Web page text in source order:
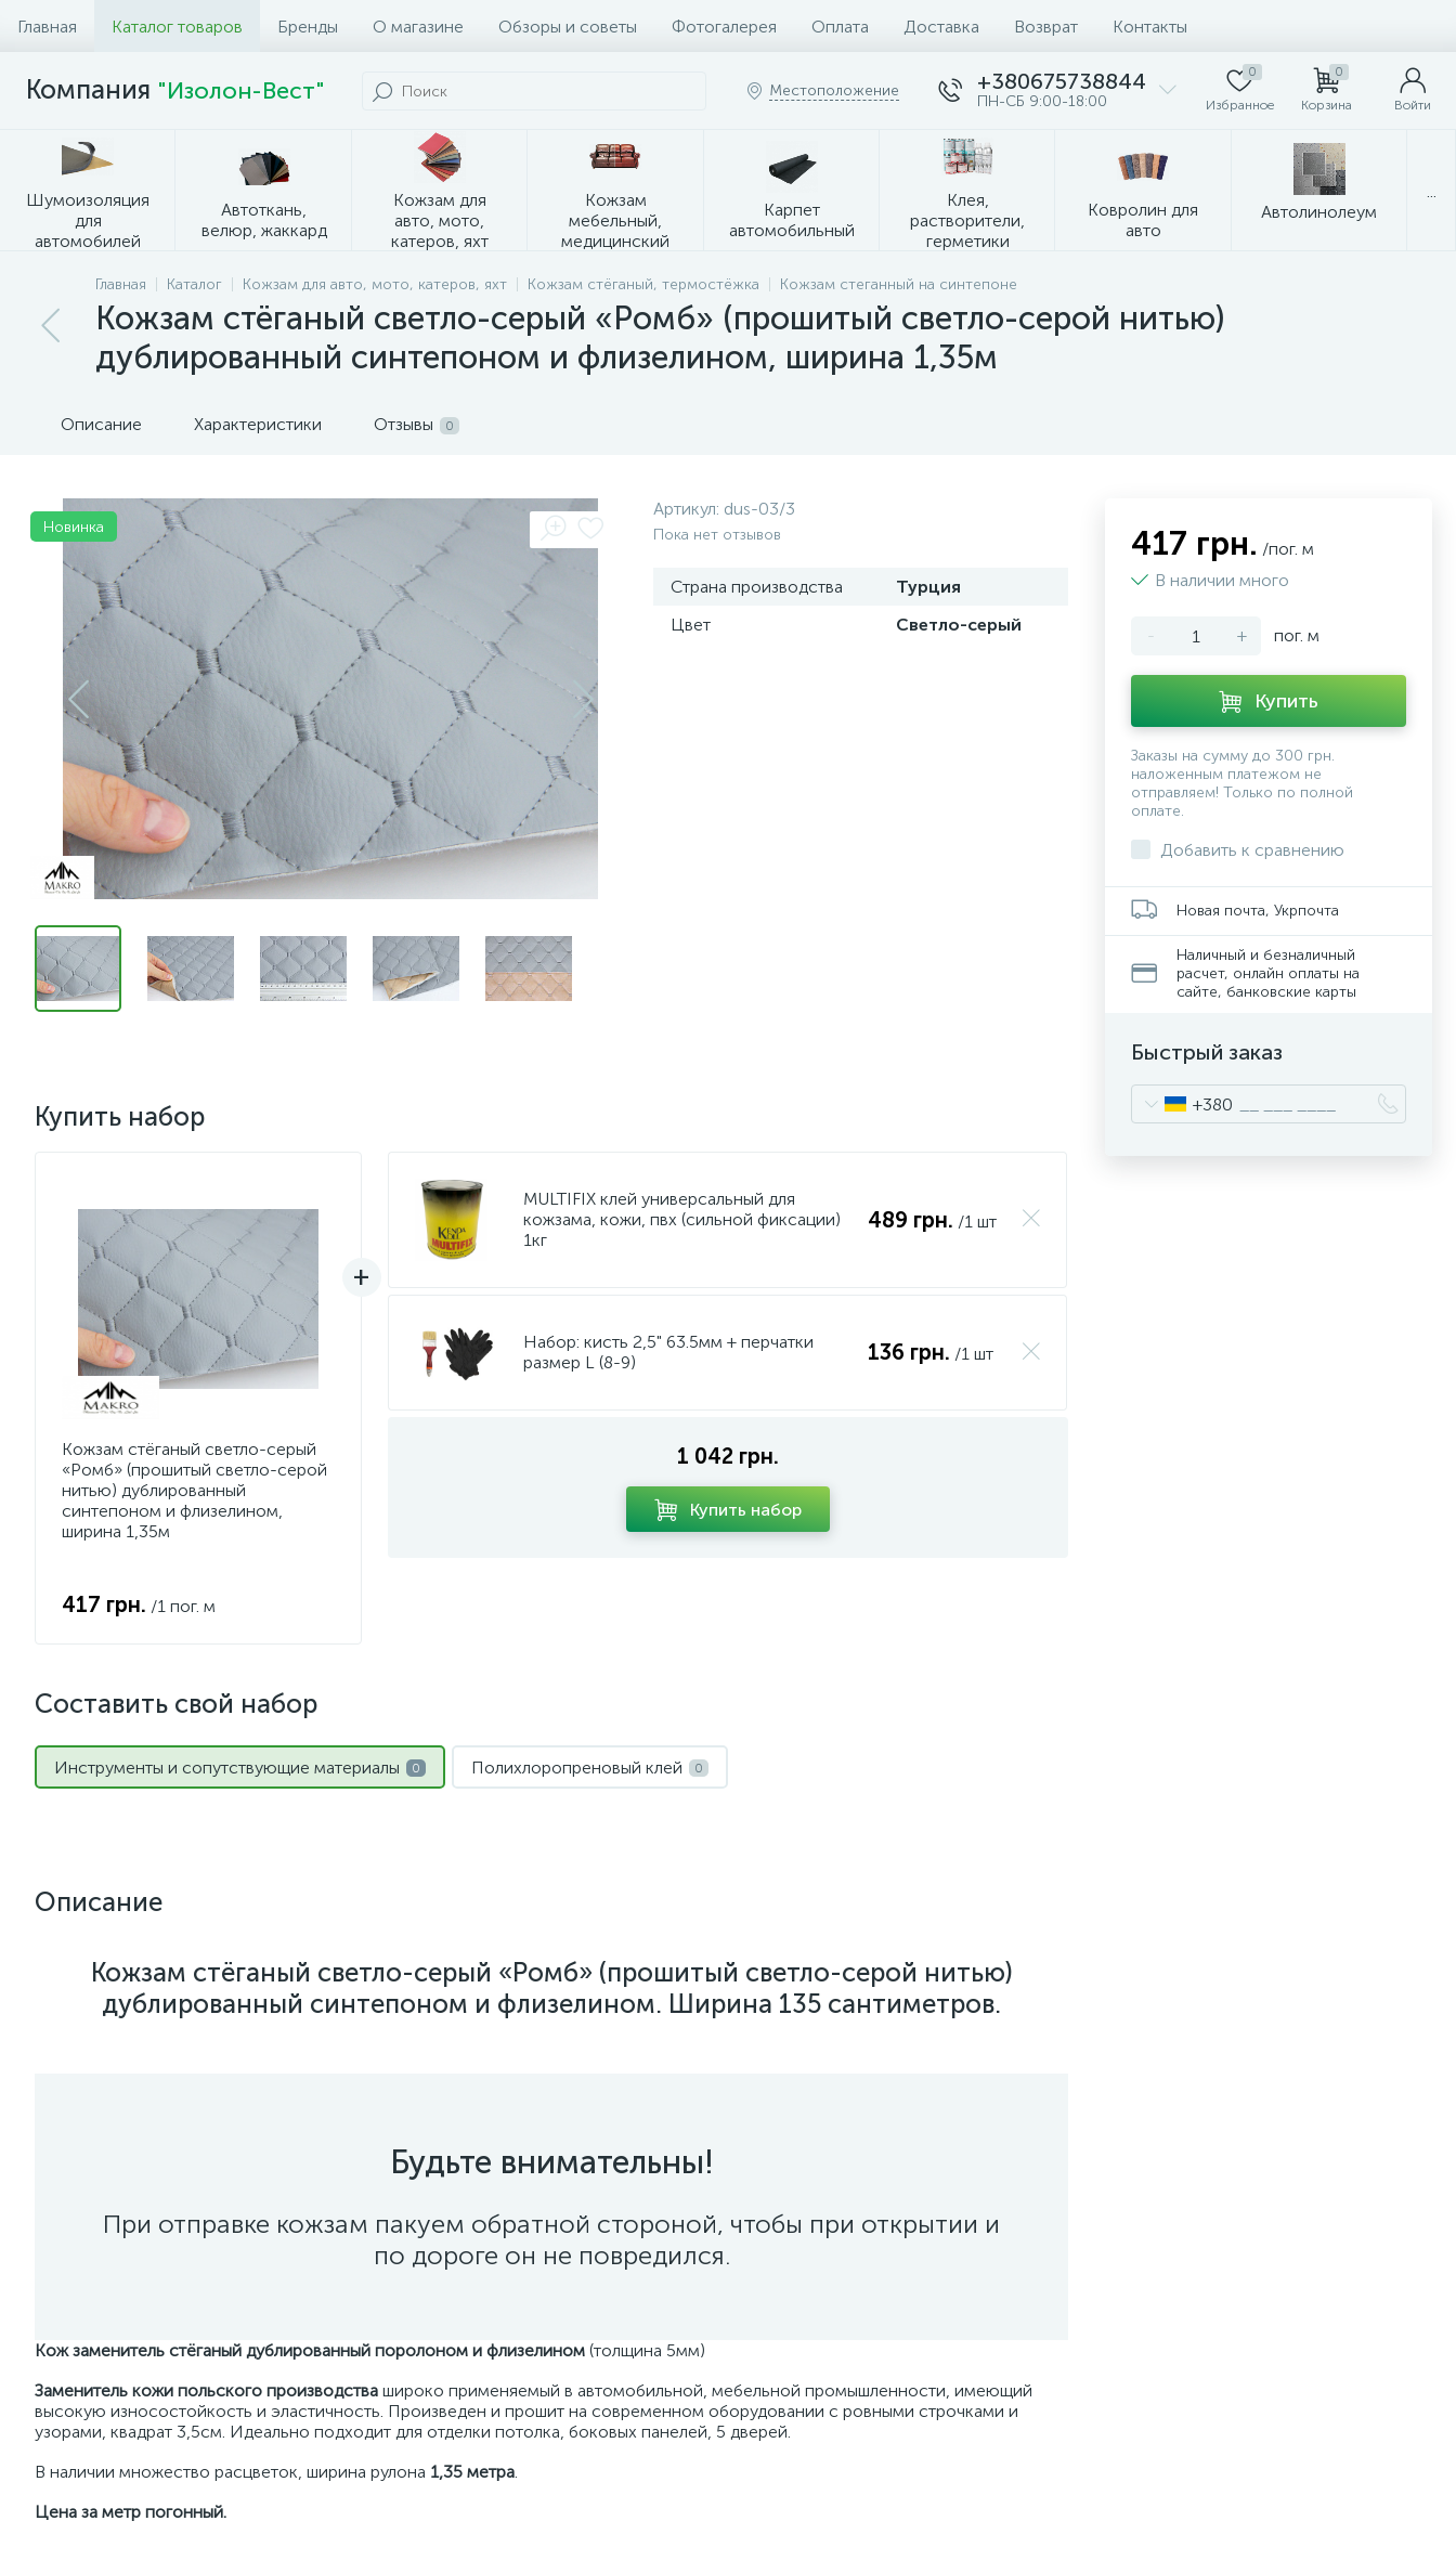
Главная Каталог товаров Бренды О магазине Обзоры и советы Фотогалерея Оплата Доставка Возврат Контакты
Компания "Изолон-Вест" Местоположение +380675738844
ПН-СБ 9:00-18:00
0
Избранное
0
Корзина Войти
Шумоизоляция
для
автомобилей
Автоткань,
велюр, жаккард
Кожзам для
авто, мото,
катеров, яхт
Кожзам
мебельный,
медицинский
Карпет
автомобильный
Клея,
растворители,
герметики
Ковролин для
авто
Автолинолеум
Главная Каталог Кожзам для авто, мото, катеров, яхт Кожзам стёганый, термостёжка Кожзам стеганный на синтепоне
Кожзам стёганый светло-серый «Ромб» (прошитый светло-серой нитью)
дублированный синтепоном и флизелином, ширина 1,35м
Описание Характеристики Отзывы 0
Новинка
Артикул: dus-03/3
Пока нет отзывов
Страна производства
Турция
Цвет
Светло-серый
Купить набор
Кожзам стёганый светло-серый
«Ромб» (прошитый светло-серой
нитью) дублированный
синтепоном и флизелином,
ширина 1,35м
417 грн. /1 пог. м
MULTIFIX клей универсальный для
кожзама, кожи, пвх (сильной фиксации)
1кг
489 грн. /1 шт
Набор: кисть 2,5" 63.5мм + перчатки
размер L (8-9)
136 грн. /1 шт
1 042 грн.
Купить набор
Составить свой набор
Инструменты и сопутствующие материалы 0 Полихлоропреновый клей 0
Описание
Кожзам стёганый светло-серый «Ромб» (прошитый светло-серой нитью)
дублированный синтепоном и флизелином. Ширина 135 сантиметров.
Будьте внимательны!
При отправке кожзам пакуем обратной стороной, чтобы при открытии и
по дороге он не повредился.
Кож заменитель стёганый дублированный поролоном и флизелином (толщина 5мм)
Заменитель кожи польского производства широко применяемый в автомобильной, мебельной промышленности, имеющий
высокую износостойкость и эластичность. Произведен и прошит на современном оборудовании с ровными строчками и
узорами, квадрат 3,5см. Идеально подходит для отделки потолка, боковых панелей, 5 дверей.
В наличии множество расцветок, ширина рулона 1,35 метра.
Цена за метр погонный.
417 грн. /пог. м
В наличии много
- + пог. м
Купить
Заказы на сумму до 300 грн.
наложенным платежом не
отправляем! Только по полной
оплате.
Добавить к сравнению
Новая почта, Укрпочта
Наличный и безналичный
расчет, онлайн оплаты на
сайте, банковские карты
Быстрый заказ
+380